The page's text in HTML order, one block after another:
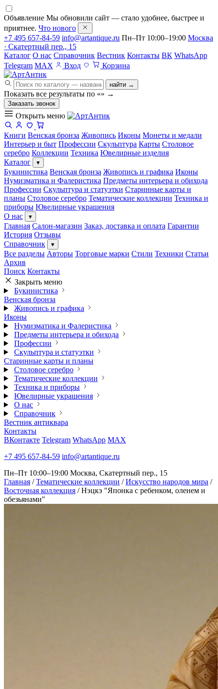
Объявление Мы обновили сайт — стало удобнее, быстрее и
приятнее. Что нового
+7 495 657-84-59 info@artantique.ru Пн–Пт 10:00–19:00 Москва
· Скатертный пер., 15
Каталог О нас Справочник Вестник Контакты ВК WhatsApp
Telegram MAX Вход Корзина
найти →
Показать все результаты по «» →
Заказать звонок
Открыть меню
Книги Венская бронза Живопись Иконы Монеты и медали
Интерьер и быт Профессии Скульптура Карты Столовое
серебро Коллекции Техника Ювелирные изделия
Каталог
▾
Букинистика Венская бронза Живопись и графика Иконы
Нумизматика и Фалеристика Предметы интерьера и обихода
Профессии Скульптура и статуэтки Старинные карты и
планы Столовое серебро Тематические коллекции Техника и
приборы Ювелирные украшения
О нас
▾
Главная Салон-магазин Заказ, доставка и оплата Гарантии
История Отзывы
Справочник
▾
Все разделы Авторы Торговые марки Стили Техники Статьи
Архив
Поиск Контакты
Закрыть меню
Букинистика
Венская бронза
Живопись и графика
Иконы
Нумизматика и Фалеристика
Предметы интерьера и обихода
Профессии
Скульптура и статуэтки
Старинные карты и планы
Столовое серебро
Тематические коллекции
Техника и приборы
Ювелирные украшения
О нас
Справочник
Вестник антиквара
Контакты
ВКонтакте Telegram WhatsApp MAX
+7 495 657-84-59 info@artantique.ru
Пн–Пт 10:00–19:00 Москва, Скатертный пер., 15
Главная / Тематические коллекции / Искусство народов мира /
Восточная коллекция / Нэцкэ "Японка с ребенком, оленем и
обезьянами"